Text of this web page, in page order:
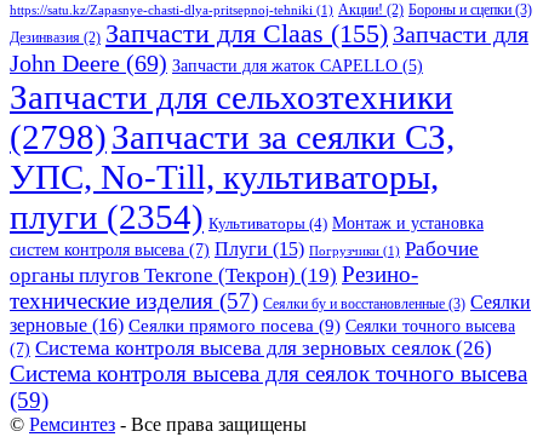
https://satu.kz/Zapasnye-chasti-dlya-pritsepnoj-tehniki (1) Акции! (2) Бороны и сцепки (3)
Дезинвазия (2) Запчасти для Claas (155) Запчасти для
John Deere (69) Запчасти для жаток CAPELLO (5)
Запчасти для сельхозтехники
(2798)Запчасти за сеялки СЗ,
УПС, No-Till, культиваторы,
плуги (2354) Культиваторы (4) Монтаж и установка
систем контроля высева (7) Плуги (15) Погрузчики (1) Рабочие
органы плугов Текrоne (Текрон) (19) Резино-
технические изделия (57) Сеялки бу и восстановленные (3) Сеялки
зерновые (16) Сеялки прямого посева (9) Сеялки точного высева
(7) Система контроля высева для зерновых сеялок(26)
Система контроля высева для сеялок точного высева
(59)
© Ремсинтез - Все права защищены